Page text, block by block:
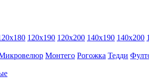
120х190 120х200 140х190 140х200
Монтего Рогожка Тедди